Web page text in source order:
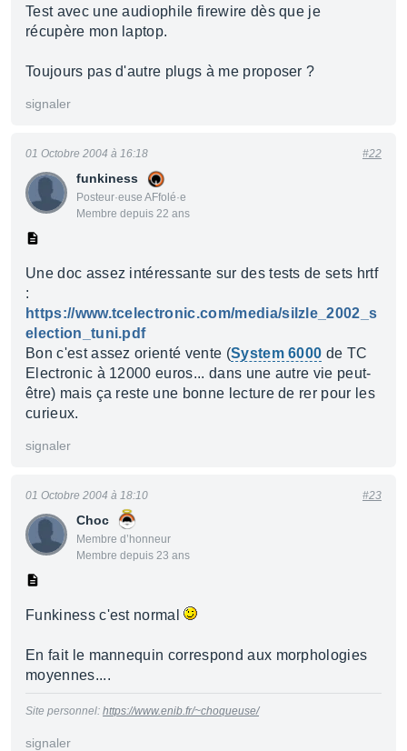
Test avec une audiophile firewire dès que je
récupère mon laptop.
Toujours pas d'autre plugs à me proposer ?
signaler
funkiness
Posteur·euse AFfolé·e
Membre depuis 22 ans
01 Octobre 2004 à 16:18 #22
Une doc assez intéressante sur des tests de sets hrtf
:
https://www.tcelectronic.com/media/silzle_2002_s
election_tuni.pdf
Bon c'est assez orienté vente (System 6000 de TC
Electronic à 12000 euros... dans une autre vie peut-
être) mais ça reste une bonne lecture de rer pour les
curieux.
signaler
Choc
Membre d’honneur
Membre depuis 23 ans
01 Octobre 2004 à 18:10 #23
Funkiness c'est normal
En fait le mannequin correspond aux morphologies
moyennes....
Site personnel: https://www.enib.fr/~choqueuse/
signaler